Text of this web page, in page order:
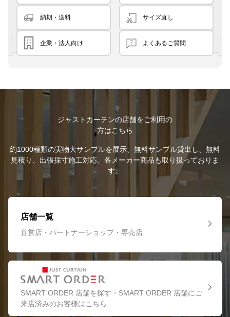
納期・送料 サイズ直し
企業・法人向け よくあるご質問
ジャストカーテンの店舗をご利用の
方はこちら
約1000種類の実物大サンプルを展示、無料サンプル貸出し、無料
見積り、出張採寸施工対応、各メーカー商品も取り扱っておりま
す。
店舗一覧
直営店・パートナーショップ・専売店
SMART ORDER 店舗を探す・SMART ORDER 店舗にご
来店済みのお客様はこちら